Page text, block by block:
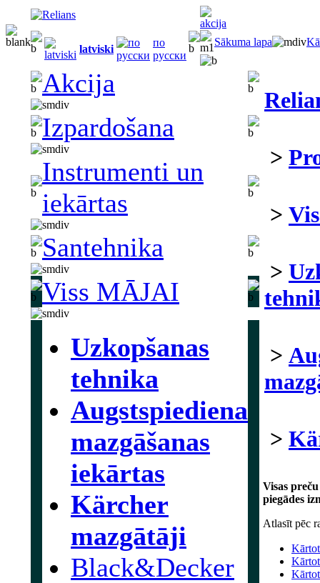
latviski
по
русски
Sākuma lapa
Akcija
Izpardošana
Instrumenti un
iekārtas
Santehnika
Viss MĀJAI
Uzkopšanas
tehnika
Augstspiediena
mazgāšanas
iekārtas
Kärcher
mazgātāji
Black&Decker
>
>
>
>
>
Visas
piegādes
Atlasīt pēc